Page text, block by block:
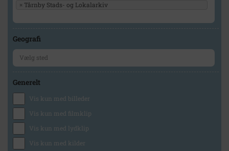
× Tårnby Stads- og Lokalarkiv
Geografi
Generelt
Vis kun med billeder
Vis kun med filmklip
Vis kun med lydklip
Vis kun med kilder